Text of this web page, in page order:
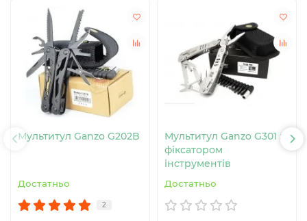
Мультитул Ganzo G202B
Достатньо
2
Мультитул Ganzo G301 з
фіксатором
інструментів
Достатньо